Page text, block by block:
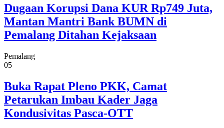
Dugaan Korupsi Dana KUR Rp749 Juta,
Mantan Mantri Bank BUMN di
Pemalang Ditahan Kejaksaan
Pemalang
05
Buka Rapat Pleno PKK, Camat
Petarukan Imbau Kader Jaga
Kondusivitas Pasca-OTT